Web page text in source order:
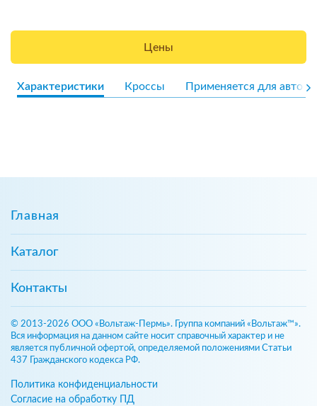
Цены
Характеристики Кроссы Применяется для авто
Главная
Каталог
Контакты
© 2013-2026 ООО «Вольтаж-Пермь». Группа компаний «Вольтаж™».
Вся информация на данном сайте носит справочный характер и не
является публичной офертой, определяемой положениями Статьи
437 Гражданского кодекса РФ.
Политика конфиденциальности
Согласие на обработку ПД